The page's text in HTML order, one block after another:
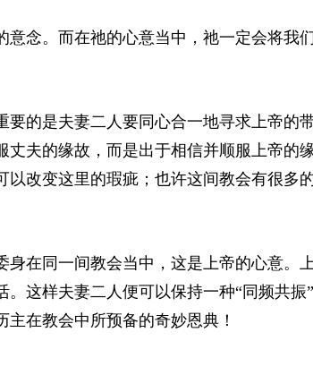
念。而在祂的心意当中，祂一定会将我
的是夫妻二人要同心合一地寻求上帝的带
夫的缘故，而是出于相信并顺服上帝的缘
改变这里的瑕疵；也许这间教会有很多
在同一间教会当中，这是上帝的心意。
这样夫妻二人便可以保持一种“同频共振
在教会中所预备的奇妙恩典！